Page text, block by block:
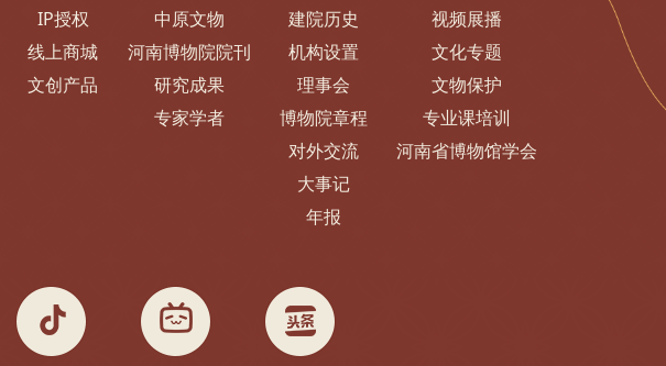
IP授权
线上商城
文创产品
中原文物
河南博物院院刊
研究成果
专家学者
建院历史
机构设置
理事会
博物院章程
对外交流
大事记
年报
视频展播
文化专题
文物保护
专业课培训
河南省博物馆学会